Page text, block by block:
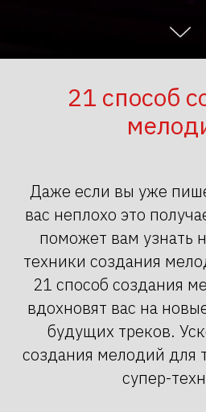
21 способ
Даже если вы уже
вас неплохо это
поможет вам узнать
техники создания
21 способ создания
вдохновят вас на
будущих треков.
создания мелодий для
супер-